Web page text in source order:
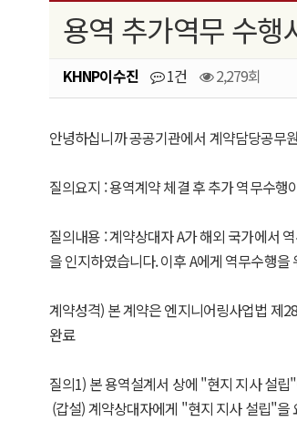
용역 추가역무 수행
KHNP이수진 1건 2,279회
안녕하십니까 공공기관에서 계약담당공무
질의요지 : 용역계약 체결 후 추가 역무수
질의내용 : 계약상대자 A가 해외 국가에서
을 인지하였습니다. 이후 A에게 역무수행
계약성격) 본 계약은 엔지니어링사업법 제
완료
질의1) 본 용역설계서 상에 "현지 지사 설
(갑설) 계약상대자에게 "현지 지사 설립"